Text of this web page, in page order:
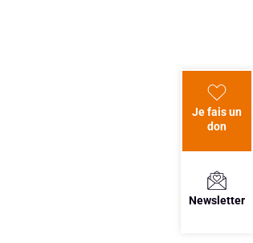
Je fais un
don
Newsletter